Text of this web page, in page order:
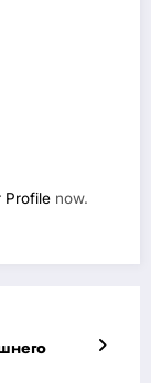
Profile now.